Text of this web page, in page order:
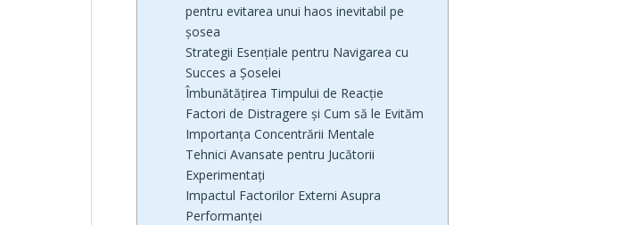
pentru evitarea unui haos inevitabil pe
șosea
Strategii Esențiale pentru Navigarea cu
Succes a Șoselei
Îmbunătățirea Timpului de Reacție
Factori de Distragere și Cum să le Evităm
Importanța Concentrării Mentale
Tehnici Avansate pentru Jucătorii
Experimentați
Impactul Factorilor Externi Asupra
Performanței